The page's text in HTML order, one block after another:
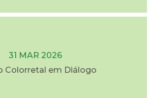
31 MAR 2026
Colorretal em Diálogo